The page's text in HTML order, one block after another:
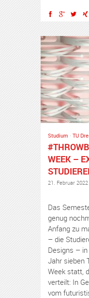
Studium · TU
WEEK –
21. Februar 2022
Das
genug
Anfang zu
– die
Designs –
Jahr sieben
Week statt,
verteilt: In
vom